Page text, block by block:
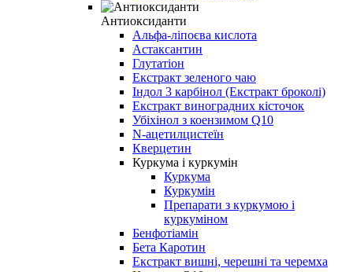
Антиоксиданти
Альфа-ліпоєва кислота
Астаксантин
Глутатіон
Екстракт зеленого чаю
Індол 3 карбінол (Екстракт броколі)
Екстракт виноградних кісточок
Убіхінол з коензимом Q10
N-ацетилцистеїн
Кверцетин
Куркума і куркумін
Куркума
Куркумін
Препарати з куркумою і
куркуміном
Бенфотіамін
Бета Каротин
Екстракт вишні, черешні та черемха